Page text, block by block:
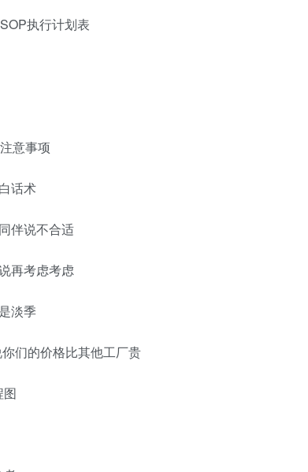
执行计划表
意事项
话术
伴说不合适
再考虑考虑
淡季
们的价格比其他工厂贵
图